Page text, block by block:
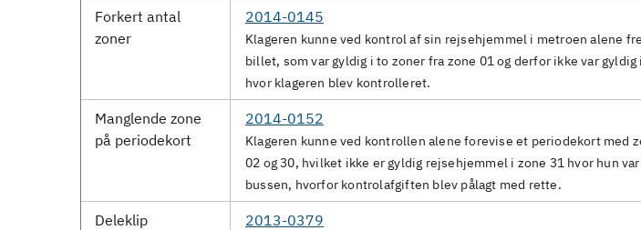
Forkert antal
zoner
2014-0145
Klageren kunne ved kontrol af sin rejsehjemmel i metroen alene
billet, som var gyldig i to zoner fra zone 01 og derfor ikke var gyldig
hvor klageren blev kontrolleret.
Manglende zone
på periodekort
2014-0152
Klageren kunne ved kontrollen alene forevise et periodekort med
02 og 30, hvilket ikke er gyldig rejsehjemmel i zone 31 hvor hun
bussen, hvorfor kontrolafgiften blev pålagt med rette.
Deleklip 2013-0379